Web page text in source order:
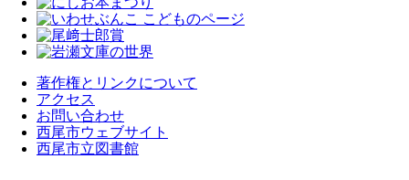
著作権とリンクについて
アクセス
お問い合わせ
西尾市ウェブサイト
西尾市立図書館